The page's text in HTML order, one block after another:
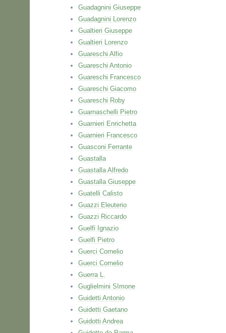
Guadagnini Giuseppe
Guadagnini Lorenzo
Gualtieri Giuseppe
Gualtieri Lorenzo
Guareschi Alfio
Guareschi Antonio
Guareschi Francesco
Guareschi Giacomo
Guareschi Roby
Guarnaschelli Pietro
Guarnieri Enrichetta
Guarnieri Francesco
Guasconi Ferrante
Guastalla
Guastalla Alfredo
Guastalla Giuseppe
Guatelli Calisto
Guazzi Eleuterio
Guazzi Riccardo
Guelfi Ignazio
Guelfi Pietro
Guerci Cornelio
Guerci Cornelio
Guerra L.
Guglielmini SImone
Guidetti Antonio
Guidetti Gaetano
Guidotti Andrea